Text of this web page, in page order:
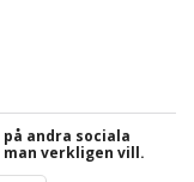
andra sociala
man verkligen vill.